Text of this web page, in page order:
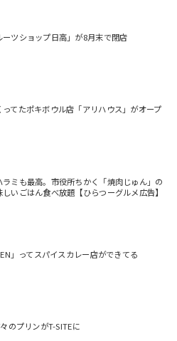
ツショップ日高」が8月末で閉店
てたポキボウル店「アリハウス」がオープ
ミも最高。市役所ちかく「焼肉じゅん」の
いごはん食べ放題【ひらつーグルメ広告】
」ってスパイスカレー店ができてる
のプリンがT-SITEに